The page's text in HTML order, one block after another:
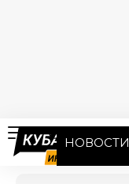
НОВОСТИ